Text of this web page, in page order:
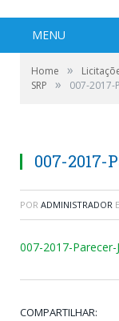
MENU
Home »
SRP
» 007-2017-
007-2017-
POR ADMINISTRADOR
007-2017-Parecer-
COMPARTILHAR: